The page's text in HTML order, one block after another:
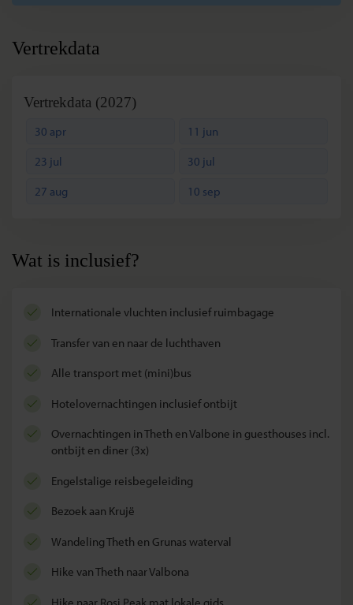
Vertrekdata
Vertrekdata (2027)
30 apr
11 jun
23 jul
30 jul
27 aug
10 sep
Wat is inclusief?
internationale vluchten inclusief ruimbagage
transfer van en naar de luchthaven
alle transport met (mini)bus
hotelovernachtingen inclusief ontbijt
overnachtingen in Theth en Valbone in guesthouses incl.
ontbijt en diner (3x)
Engelstalige reisbegeleiding
bezoek aan Krujë
wandeling Theth en Grunas waterval
hike van Theth naar Valbona
hike naar Rosi Peak mat lokale gids